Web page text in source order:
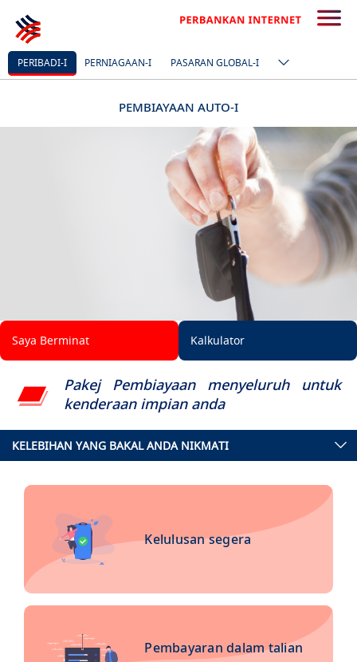
PERIBADI-I PERNIAGAAN-I PASARAN GLOBAL-I
PEMBIAYAAN AUTO-I
Saya Berminat Kalkulator
Pakej Pembiayaan menyeluruh untuk
kenderaan impian anda
KELEBIHAN YANG BAKAL ANDA NIKMATI
Kelulusan segera
Pembayaran dalam talian